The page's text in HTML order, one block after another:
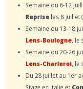
Semaine du 6-12
Reprise les 8 juillet
Semaine du 13-18
Lens-Boulogne ,
Semaine du 20-26
Lens-Charleroi ,
Du 28 juillet au 1er
Stage en Italie et